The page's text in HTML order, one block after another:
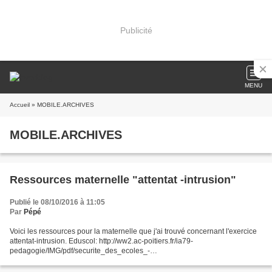
Publicité
MENU
Accueil » MOBILE.ARCHIVES
MOBILE.ARCHIVES
Ressources maternelle "attentat -intrusion"
Publié le 08/10/2016 à 11:05
Par Pépé
Voici les ressources pour la maternelle que j'ai trouvé concernant l'exercice
attentat-intrusion. Eduscol: http://ww2.ac-poitiers.fr/ia79-
pedagogie/IMG/pdf/securite_des_ecoles_-
pdf Avec...